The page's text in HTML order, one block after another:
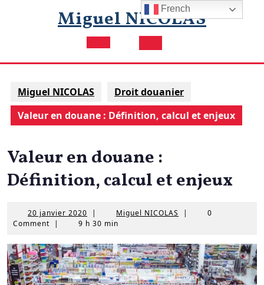
Miguel NICOLAS
Open
Miguel NICOLAS
Droit douanier
Valeur en douane : Définition, calcul et enjeux
Valeur en douane :
Définition, calcul et enjeux
20 janvier 2020 20
janvier
| Miguel NICOLAS Miguel
|
0
Comment
| 9 h 30 min
French